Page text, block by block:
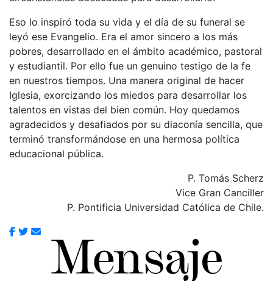
Eso lo inspiró toda su vida y el día de su funeral se
leyó ese Evangelio. Era el amor sincero a los más
pobres, desarrollado en el ámbito académico, pastoral
y estudiantil. Por ello fue un genuino testigo de la fe
en nuestros tiempos. Una manera original de hacer
Iglesia, exorcizando los miedos para desarrollar los
talentos en vistas del bien común. Hoy quedamos
agradecidos y desafiados por su diaconía sencilla, que
terminó transformándose en una hermosa política
educacional pública.
P. Tomás Scherz
Vice Gran Canciller
P. Pontificia Universidad Católica de Chile.